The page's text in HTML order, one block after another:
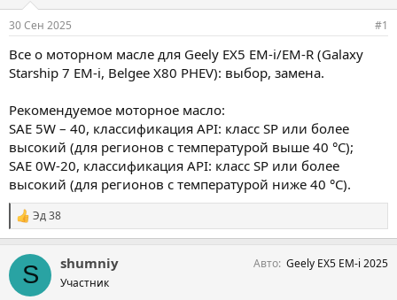
е
м
ы
а
л
а
30 Сен 2025 #1
Все о моторном масле для Geely EX5 EM-i/EM-R (Galaxy
Starship 7 EM-i, Belgee X80 PHEV): выбор, замена.
Рекомендуемое моторное масло:
SAE 5W – 40, классификация API: класс SP или более
высокий (для регионов с температурой выше 40 °C);
SAE 0W-20, классификация API: класс SP или более
высокий (для регионов с температурой ниже 40 °C).
С
и
п
т
Эд 38
S shumniy
Участник
Авто Geely EX5 EM-i 2025